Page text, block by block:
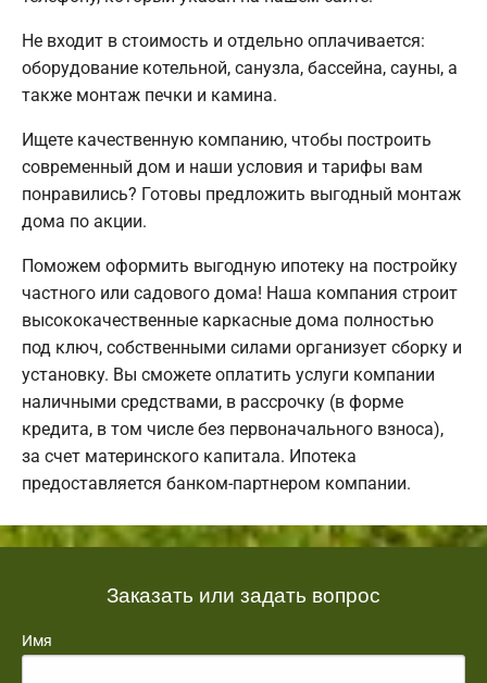
Не входит в стоимость и отдельно оплачивается:
оборудование котельной, санузла, бассейна, сауны, а
также монтаж печки и камина.
Ищете качественную компанию, чтобы построить
современный дом и наши условия и тарифы вам
понравились? Готовы предложить выгодный монтаж
дома по акции.
Поможем оформить выгодную ипотеку на постройку
частного или садового дома! Наша компания строит
высококачественные каркасные дома полностью
под ключ, собственными силами организует сборку и
установку. Вы сможете оплатить услуги компании
наличными средствами, в рассрочку (в форме
кредита, в том числе без первоначального взноса),
за счет материнского капитала. Ипотека
предоставляется банком-партнером компании.
Заказать или задать вопрос
Имя